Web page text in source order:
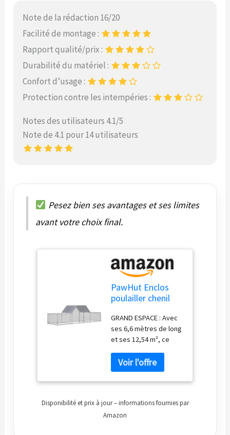
Note de la rédaction 16/20
Facilité de montage :
Rapport qualité/prix :
Durabilité du matériel :
Confort d’usage :
Protection contre les intempéries :
Notes des utilisateurs 4.1/5
Note de 4.1 pour 14 utilisateurs
Pesez bien ses avantages et ses limites
avant votre choix final.
PawHut Enclos
poulailler chenil
12,5 m² pour 12 à
15 Poules - Parc
grillagé 6,6 x 1,9 x
1,95 m - Espace
Couvert - Acier
galvanisé
GRAND ESPACE : Avec
ses 6,6 mètres de long
et ses 12,54 m², ce
offre beaucoup
d'espace pour se
promener et
pour élever 12 à 15
poules. Il peut être
Disponibilité et prix à jour – informations fournies par
Amazon